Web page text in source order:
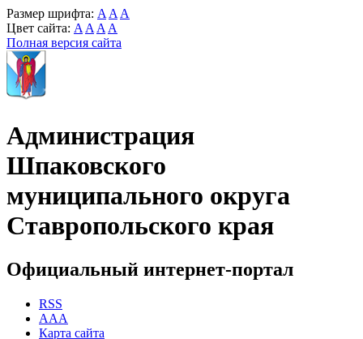
Размер шрифта: A A A
Цвет сайта: A A A A
Полная версия сайта
Администрация
Шпаковского
муниципального округа
Ставропольского края
Официальный интернет-портал
RSS
AAA
Карта сайта